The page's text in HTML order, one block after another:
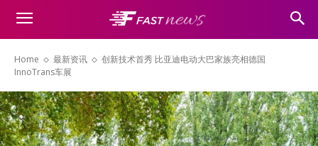
Home 最新资讯
创新技术首秀 比亚迪电动大巴家族亮相德国
InnoTrans车展